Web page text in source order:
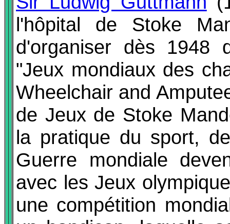
l'hôpital de Stoke
d'organiser dès 1948
"Jeux mondiaux des
Wheelchair and
de Jeux de Stoke
la pratique du sport,
Guerre mondiale
avec les Jeux
une compétition